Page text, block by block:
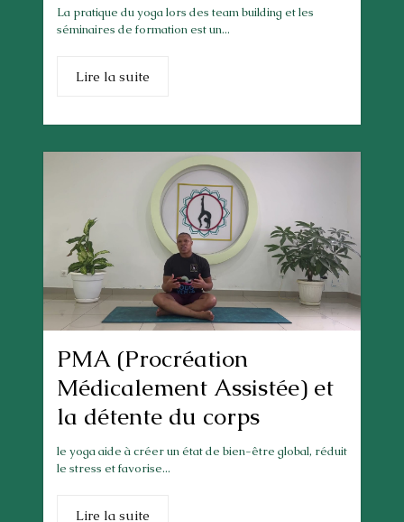
La pratique du yoga lors des team building et les
séminaires de formation est un...
Lire la suite
PMA (Procréation
Médicalement Assistée) et
la détente du corps
le yoga aide à créer un état de bien-être global, réduit
le stress et favorise...
Lire la suite